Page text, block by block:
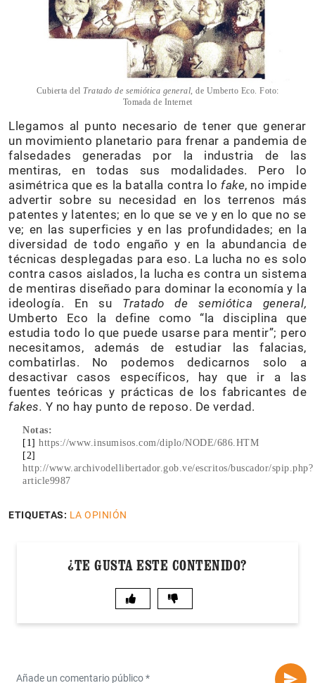
Cubierta del Tratado de semiótica general , de Umberto Eco. Foto:
Tomada de Internet
Llegamos al punto necesario de tener que generar
un movimiento planetario para frenar a pandemia de
falsedades generadas por la industria de las
mentiras, en todas sus modalidades. Pero lo
asimétrica que es la batalla contra lo fake, no impide
advertir sobre su necesidad en los terrenos más
patentes y latentes; en lo que se ve y en lo que no se
ve; en las superficies y en las profundidades; en la
diversidad de todo engaño y en la abundancia de
técnicas desplegadas para eso. La lucha no es solo
contra casos aislados, la lucha es contra un sistema
de mentiras diseñado para dominar la economía y la
ideología. En su Tratado de semiótica general,
Umberto Eco la define como “la disciplina que
estudia todo lo que puede usarse para mentir”; pero
necesitamos, además de estudiar las falacias,
combatirlas. No podemos dedicarnos solo a
desactivar casos específicos, hay que ir a las
fuentes teóricas y prácticas de los fabricantes de
fakes. Y no hay punto de reposo. De verdad.
Notas:
[1] https://www.insumisos.com/diplo/NODE/686.HTM
[2]
http://www.archivodellibertador.gob.ve/escritos/buscador/spip.php?
article9987
ETIQUETAS: LA OPINIÓN
¿TE GUSTA ESTE CONTENIDO?